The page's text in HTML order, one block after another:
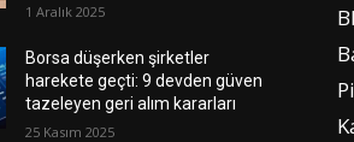
1 Aralık 2025
Borsa düşerken şirketler
harekete geçti: 9 devden güven
tazeleyen geri alım kararları
25 Kasım 2025